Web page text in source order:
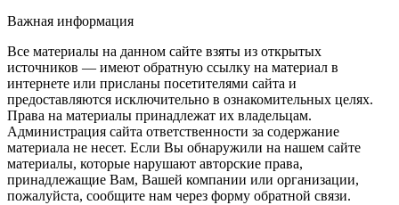
Важная информация
Все материалы на данном сайте взяты из открытых
источников — имеют обратную ссылку на материал в
интернете или присланы посетителями сайта и
предоставляются исключительно в ознакомительных целях.
Права на материалы принадлежат их владельцам.
Администрация сайта ответственности за содержание
материала не несет. Если Вы обнаружили на нашем сайте
материалы, которые нарушают авторские права,
принадлежащие Вам, Вашей компании или организации,
пожалуйста, сообщите нам через форму обратной связи.